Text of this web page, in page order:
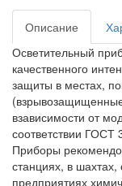
Описание
Осветительный
качественного
защиты в местах,
взависимости от
соответствии
Приборы
станциях, в
предприятиях